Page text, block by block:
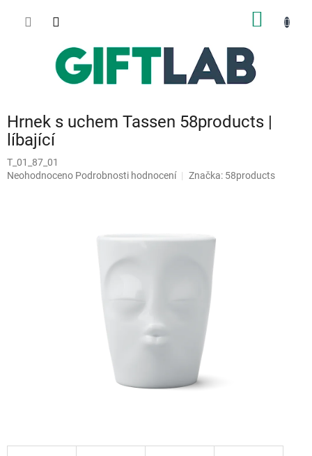
Hrnek s uchem Tassen 58products |
líbající
T_01_87_01
Průměrné
Neohodnoceno Podrobnosti hodnocení Značka: 58products